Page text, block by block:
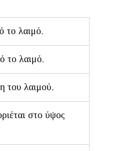
το λαιμό.
το λαιμό.
του λαιμού.
στο ύψος